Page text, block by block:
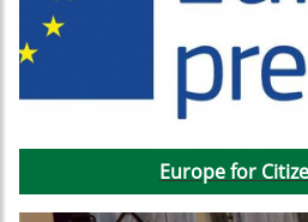
Europe for